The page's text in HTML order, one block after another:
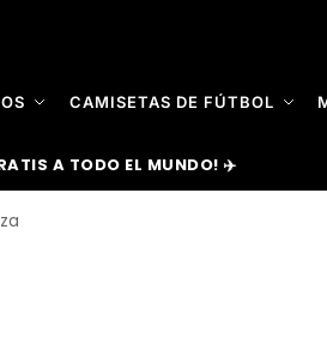
CAMISETAS DE FÚTBOL
A TODO EL MUNDO! ✈️